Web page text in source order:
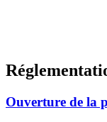
Ouverture de la